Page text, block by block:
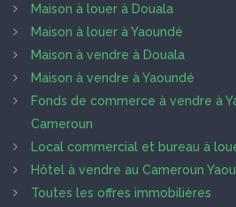
Maison à louer à Douala
Maison à louer à Yaoundé
Maison à vendre à Douala
Maison à vendre à Yaoundé
Fonds de commerce à vendre à
Cameroun
Local commercial et bureau à
Hôtel à vendre au Cameroun
Toutes les offres immobilières